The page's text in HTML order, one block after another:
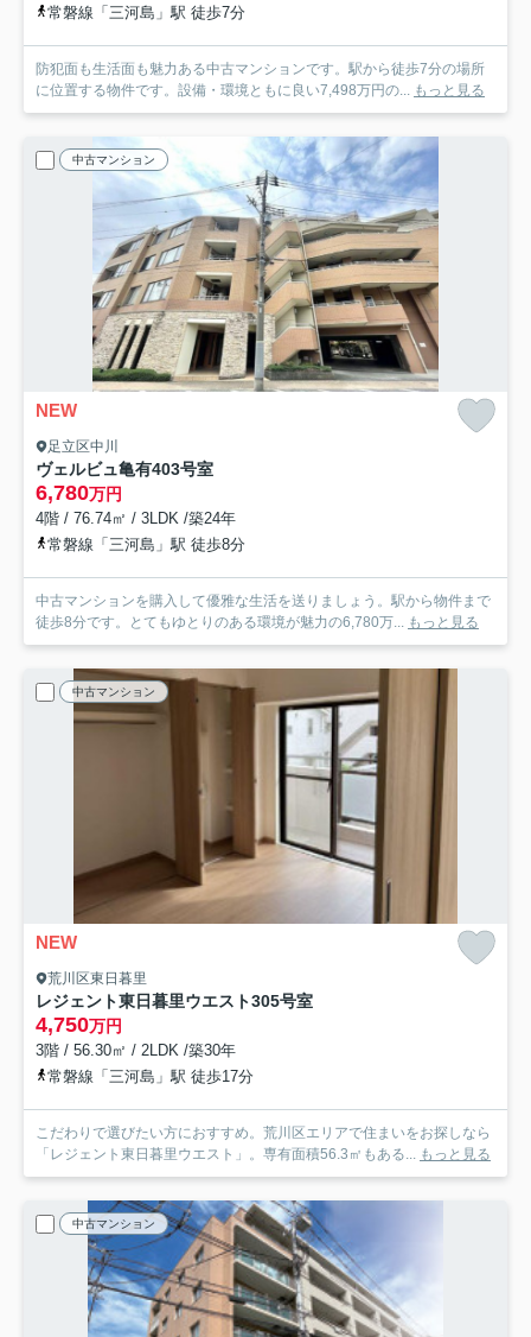
常磐線「三河島」駅 徒歩7分
防犯面も生活面も魅力ある中古マンションです。駅から徒歩7分の場所
に位置する物件です。設備・環境ともに良い7,498万円の... もっと見る
中古マンション
NEW
足立区中川
ヴェルビュ亀有403号室
6,780万円
4階 / 76.74㎡ / 3LDK /築24年
常磐線「三河島」駅 徒歩8分
中古マンションを購入して優雅な生活を送りましょう。駅から物件まで
徒歩8分です。とてもゆとりのある環境が魅力の6,780万... もっと見る
中古マンション
NEW
荒川区東日暮里
レジェント東日暮里ウエスト305号室
4,750万円
3階 / 56.30㎡ / 2LDK /築30年
常磐線「三河島」駅 徒歩17分
こだわりで選びたい方におすすめ。荒川区エリアで住まいをお探しなら
「レジェント東日暮里ウエスト」。専有面積56.3㎡もある... もっと見る
中古マンション